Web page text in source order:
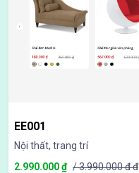
EE001
Nội thất, trang trí
2.990.000 ₫ / 3.990.000 đ đ